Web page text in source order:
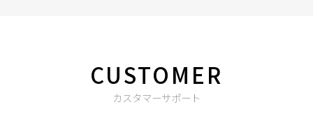
CUSTOMER
カスタマーサポート